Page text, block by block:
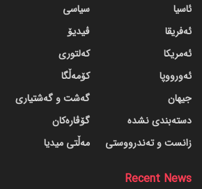
ئاسیا
ئەفریقا
ئەمریکا
ئەورووپا
جیهان
دسته‌بندی نشده
زانست و تەندرووستی
سیاسی
ڤیدیۆ
کەلتوری
کۆمەڵگا
گه‌شت و گه‌شتیاری
گۆڤاره‌کان
مەڵتی میدیا
Recent News